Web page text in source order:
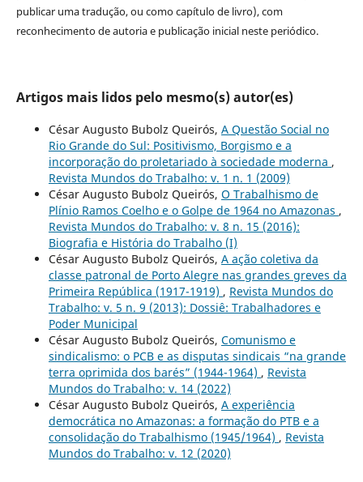
publicar uma tradução, ou como capítulo de livro), com
reconhecimento de autoria e publicação inicial neste periódico.
Artigos mais lidos pelo mesmo(s) autor(es)
César Augusto Bubolz Queirós, A Questão Social no
Rio Grande do Sul: Positivismo, Borgismo e a
incorporação do proletariado à sociedade moderna ,
Revista Mundos do Trabalho: v. 1 n. 1 (2009)
César Augusto Bubolz Queirós, O Trabalhismo de
Plínio Ramos Coelho e o Golpe de 1964 no Amazonas ,
Revista Mundos do Trabalho: v. 8 n. 15 (2016):
Biografia e História do Trabalho (I)
César Augusto Bubolz Queirós, A ação coletiva da
classe patronal de Porto Alegre nas grandes greves da
Primeira República (1917-1919) , Revista Mundos do
Trabalho: v. 5 n. 9 (2013): Dossiê: Trabalhadores e
Poder Municipal
César Augusto Bubolz Queirós, Comunismo e
sindicalismo: o PCB e as disputas sindicais “na grande
terra oprimida dos barés” (1944-1964) , Revista
Mundos do Trabalho: v. 14 (2022)
César Augusto Bubolz Queirós, A experiência
democrática no Amazonas: a formação do PTB e a
consolidação do Trabalhismo (1945/1964) , Revista
Mundos do Trabalho: v. 12 (2020)